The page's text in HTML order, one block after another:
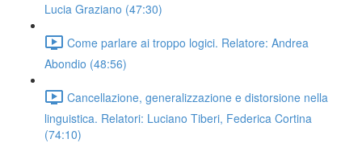
Lucia Graziano (47:30)
Come parlare ai troppo logici. Relatore: Andrea
Abondio (48:56)
Cancellazione, generalizzazione e distorsione nella
linguistica. Relatori: Luciano Tiberi, Federica Cortina
(74:10)